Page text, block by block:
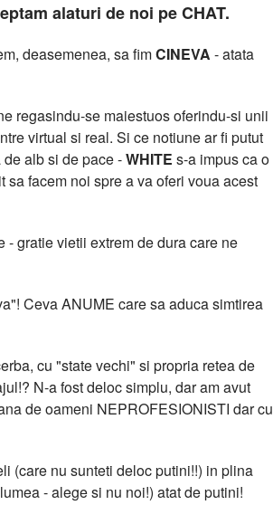
alaturi de noi pe CHAT.
deasemenea, sa fimCINEVA - atata
regasindu-se maiestuos oferindu-si unii
virtual si real. Si ce notiune ar fi putut
alb si de pace -WHITE s-a impus ca o
facem noi spre a va oferi voua acest
gratie vietii extrem de dura care ne
Ceva ANUME care sa aduca simtirea
cu "state vechi" si propria retea de
N-a fost deloc simplu, dar am avut
de oameni NEPROFESIONISTI dar cu
(care nu sunteti deloc putini!!) in plina
- alege si nu noi!) atat de putini!